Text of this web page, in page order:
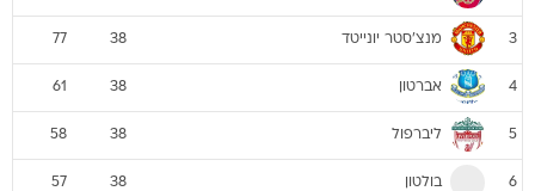
3 מנצ'סטר יונייטד 38
77
4 אברטון 38
61
5 ליברפול 38
58
6 בולטון 38
57